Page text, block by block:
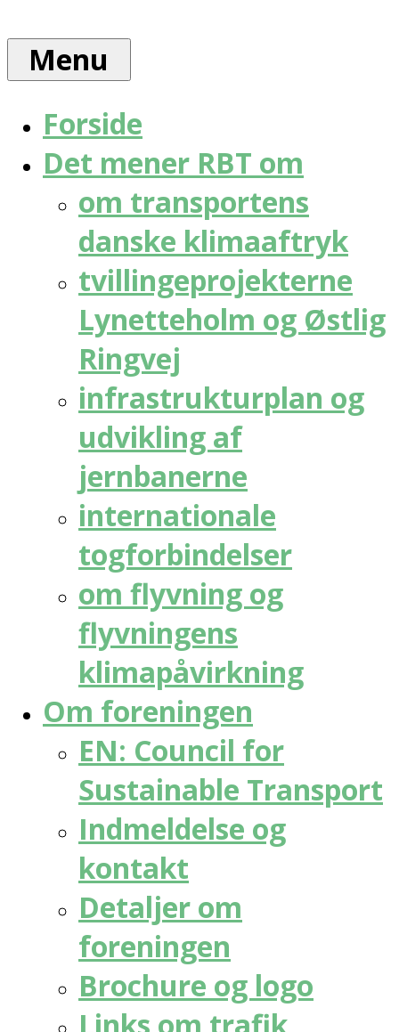
content
for
bæredygtig
trafik
Menu
Forside
Det mener RBT om
om transportens
danske klimaaftryk
tvillingeprojekterne
Lynetteholm og Østlig
Ringvej
infrastrukturplan og
udvikling af
jernbanerne
internationale
togforbindelser
om flyvning og
flyvningens
klimapåvirkning
Om foreningen
EN: Council for
Sustainable Transport
Indmeldelse og
kontakt
Detaljer om
foreningen
Brochure og logo
Links om trafik